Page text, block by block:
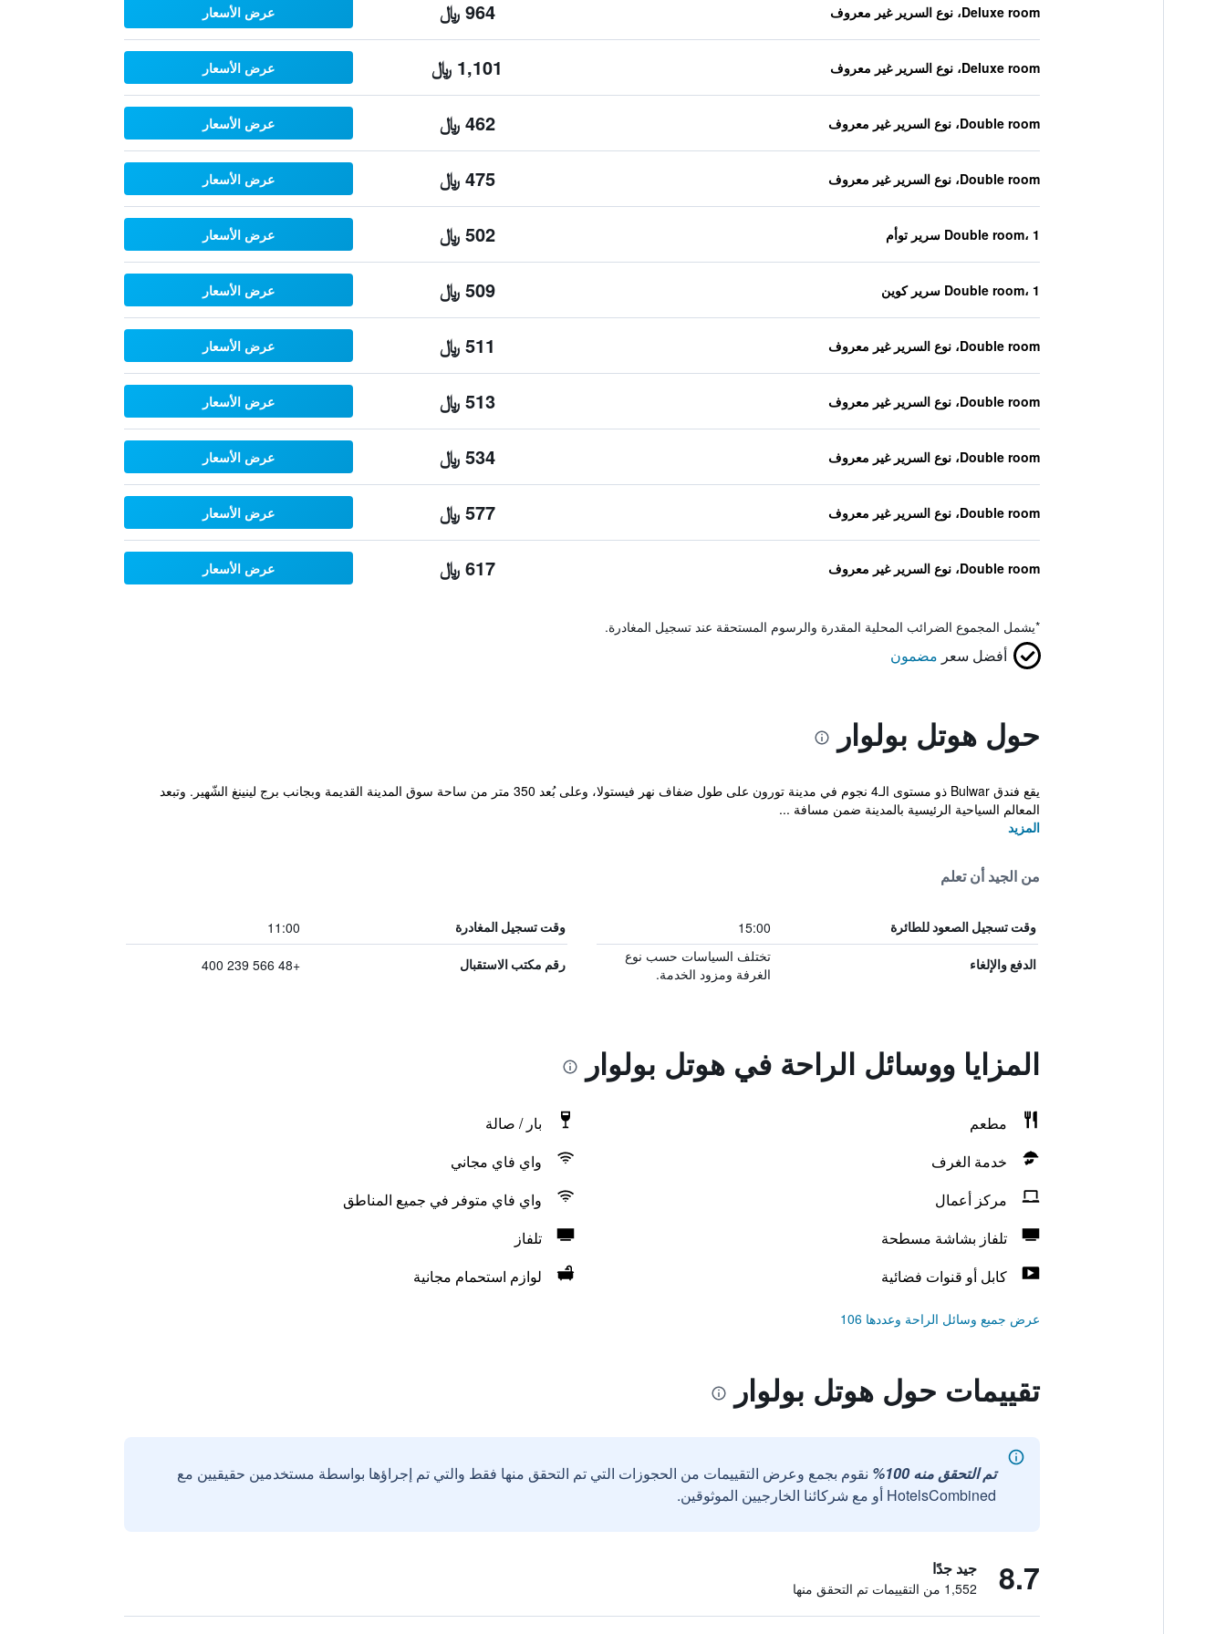
Deluxe room، نوع السرير غير معروف 964 ﷼ عرض الأسعار
Deluxe room، نوع السرير غير معروف 1,101 ﷼ عرض الأسعار
Double room، نوع السرير غير معروف 462 ﷼ عرض الأسعار
Double room، نوع السرير غير معروف 475 ﷼ عرض الأسعار
Double room، 1 سرير توأم 502 ﷼ عرض الأسعار
Double room، 1 سرير كوين 509 ﷼ عرض الأسعار
Double room، نوع السرير غير معروف 511 ﷼ عرض الأسعار
Double room، نوع السرير غير معروف 513 ﷼ عرض الأسعار
Double room، نوع السرير غير معروف 534 ﷼ عرض الأسعار
Double room، نوع السرير غير معروف 577 ﷼ عرض الأسعار
Double room، نوع السرير غير معروف 617 ﷼ عرض الأسعار
*يشمل المجموع الضرائب المحلية المقدرة والرسوم المستحقة عند تسجيل المغادرة.
أفضل سعر مضمون
حول هوتل بولوار
يقع فندق Bulwar ذو مستوى الـ4 نجوم في مدينة تورون على طول ضفاف نهر فيستولا، وعلى بُعد 350 متر من ساحة سوق المدينة القديمة وبجانب برج لينينغ الشّهير. وتبعد
المعالم السياحية الرئيسية بالمدينة ضمن مسافة ...
المزيد
من الجيد أن تعلم
وقت تسجيل الصعود للطائرة 15:00 وقت تسجيل المغادرة 11:00
الدفع والإلغاء
تختلف السياسات حسب نوع
الغرفة ومزود الخدمة.
رقم مكتب الاستقبال +48 566 239 400
المزايا ووسائل الراحة في هوتل بولوار
مطعم
بار / صالة
خدمة الغرف
واي فاي مجاني
مركز أعمال
واي فاي متوفر في جميع المناطق
تلفاز بشاشة مسطحة
تلفاز
كابل أو قنوات فضائية
لوازم استحمام مجانية
عرض جميع وسائل الراحة وعددها 106
تقييمات حول هوتل بولوار
تم التحقق منه 100%
نقوم بجمع وعرض التقييمات من الحجوزات التي تم التحقق منها فقط والتي تم إجراؤها بواسطة مستخدمين حقيقيين مع
HotelsCombined أو مع شركائنا الخارجيين الموثوقين.
8.7 جيد جدًا
1,552 من التقييمات تم التحقق منها